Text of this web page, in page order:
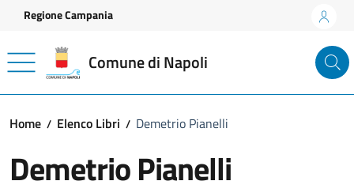
Vai ai contenuti
Vai al footer
Regione Campania
Comune di Napoli
Home Elenco Libri Demetrio Pianelli
Demetrio Pianelli